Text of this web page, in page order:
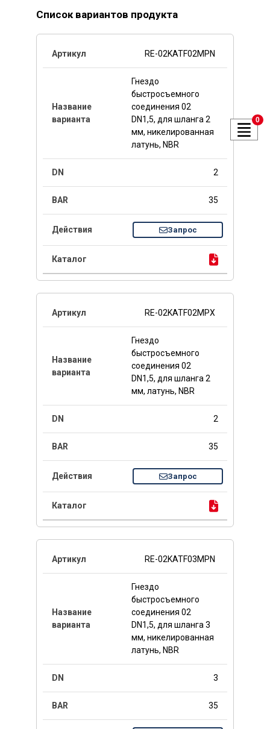
Список вариантов продукта
RE-02KATF02MPN
Гнездо
быстросъемного
соединения 02
DN1,5, для шланга 2
мм, никелированная
латунь, NBR
2
35
Запрос
RE-02KATF02MPX
Гнездо
быстросъемного
соединения 02
DN1,5, для шланга 2
мм, латунь, NBR
2
35
Запрос
RE-02KATF03MPN
Гнездо
быстросъемного
соединения 02
DN1,5, для шланга 3
мм, никелированная
латунь, NBR
3
35
0